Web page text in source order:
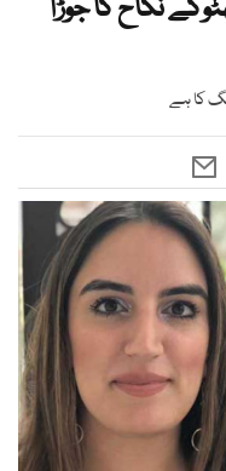
نکاح کا جوڑا
کا ہے